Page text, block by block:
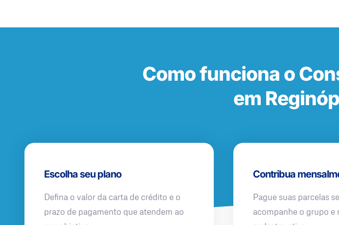
Como funciona o
em
Escolha seu plano
Defina o valor da carta de crédito e o
prazo de pagamento que atendem ao
Contribua
Pague suas parcelas
acompanhe o grupo e